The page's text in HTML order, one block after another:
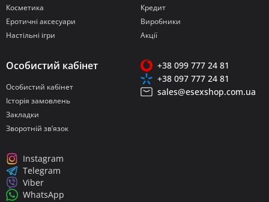
Косметика
Еротичні аксесуари
Настільні ігри
Кредит
Виробники
Акції
Особистий кабінет
Особистий кабінет
Історія замовлень
Закладки
Зворотній зв’язок
+38 099 777 24 81
+38 097 777 24 81
sales@esexshop.com.ua
Instagram
Telegram
Viber
WhatsApp